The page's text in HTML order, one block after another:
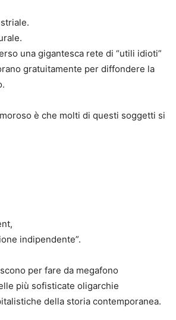
una gigantesca rete di “utili idioti”
gratuitamente per diffondere la
è che molti di questi soggetti si
indipendente”.
per fare da megafono
più sofisticate oligarchie
della storia contemporanea.